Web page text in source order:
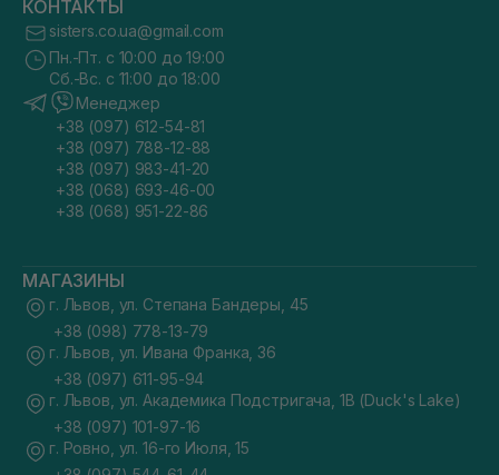
КОНТАКТЫ
sisters.co.ua@gmail.com
Пн.-Пт. с 10:00 до 19:00
Сб.-Вс. с 11:00 до 18:00
Менеджер
+38 (097) 612-54-81
+38 (097) 788-12-88
+38 (097) 983-41-20
+38 (068) 693-46-00
+38 (068) 951-22-86
МАГАЗИНЫ
г. Львов, ул. Степана Бандеры, 45
+38 (098) 778-13-79
г. Львов, ул. Ивана Франка, 36
+38 (097) 611-95-94
г. Львов, ул. Академика Подстригача, 1В (Duck's Lake)
+38 (097) 101-97-16
г. Ровно, ул. 16-го Июля, 15